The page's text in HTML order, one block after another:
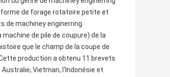
de forage rotatoire petite et
de machiney enginerring
de pile de coupure) de la
que le champ de la coupe de
production a obtenu 11 brevets
Vietman, l'Indonésie et